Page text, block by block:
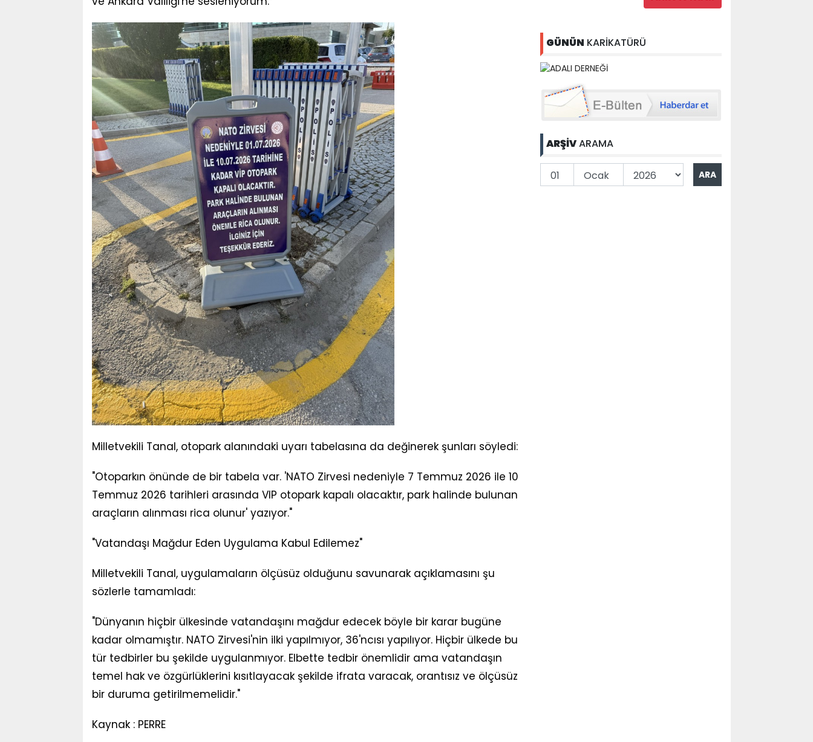
Milletvekili Tanal, otopark alanındaki uyarı tabelasına da değinerek şunları söyledi:
"Otoparkın önünde de bir tabela var. 'NATO Zirvesi nedeniyle 7 Temmuz 2026 ile 10
Temmuz 2026 tarihleri arasında VIP otopark kapalı olacaktır, park halinde bulunan
araçların alınması rica olunur' yazıyor."
"Vatandaşı Mağdur Eden Uygulama Kabul Edilemez"
Milletvekili Tanal, uygulamaların ölçüsüz olduğunu savunarak açıklamasını şu
sözlerle tamamladı:
"Dünyanın hiçbir ülkesinde vatandaşını mağdur edecek böyle bir karar bugüne
kadar olmamıştır. NATO Zirvesi'nin ilki yapılmıyor, 36'ncısı yapılıyor. Hiçbir ülkede bu
tür tedbirler bu şekilde uygulanmıyor. Elbette tedbir önemlidir ama vatandaşın
temel hak ve özgürlüklerini kısıtlayacak şekilde ifrata varacak, orantısız ve ölçüsüz
bir duruma getirilmemelidir."
Kaynak : PERRE
GÜNÜN KARİKATÜRÜ
ARŞİVARAMA